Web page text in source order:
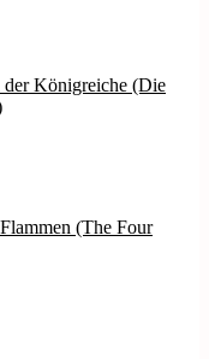
Königreiche (Die
(The Four